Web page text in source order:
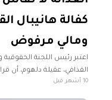
كفالة هانيبال
ومالي مرفوض
اعتبر رئيس اللجنة الحقوقية
القذافي، عقيلة دلهوم، أن
موكله مقابل كفالة مالية قدرها 11 مليون دولار يمثل ابتزازًا
10 أشهر قبل